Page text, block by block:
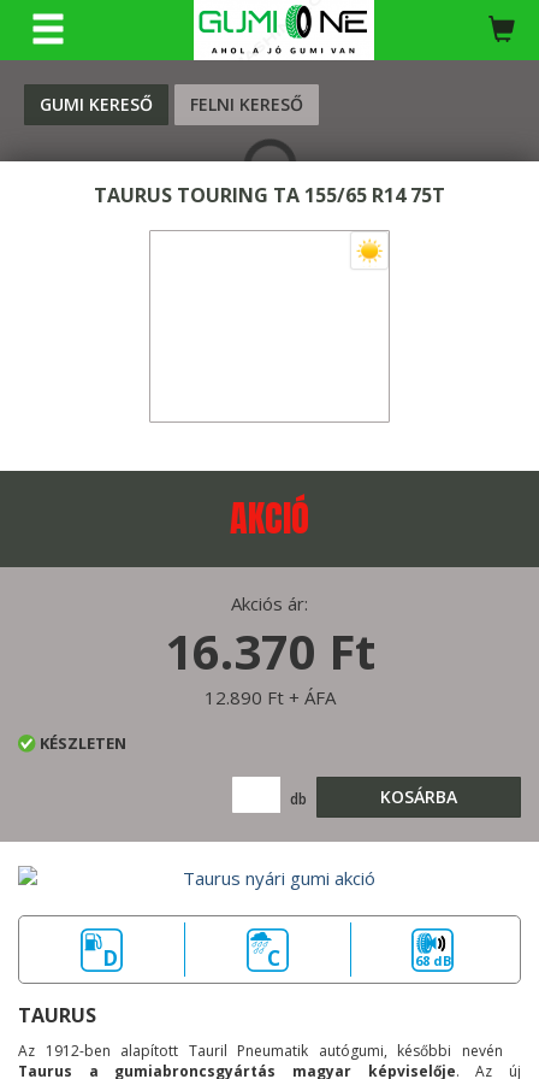
GUMI KERESŐ FELNI KERESŐ
KERESÉS
TAURUS TOURING TA 155/65 R14 75T
AKCIÓ
Akciós ár:
16.370 Ft
12.890 Ft + ÁFA
KÉSZLETEN
db KOSÁRBA
D C 68 dB
TAURUS
Az 1912-ben alapított Tauril Pneumatik autógumi, későbbi nevén
Taurus a gumiabroncsgyártás magyar képviselője. Az új